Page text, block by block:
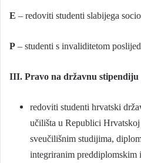
E – redoviti studenti slabijega
P – studenti s invaliditetom
III. Pravo na državnu stipendiju
redoviti studenti hrvatski
učilišta u Republici
sveučilišnim studijima,
integriranim